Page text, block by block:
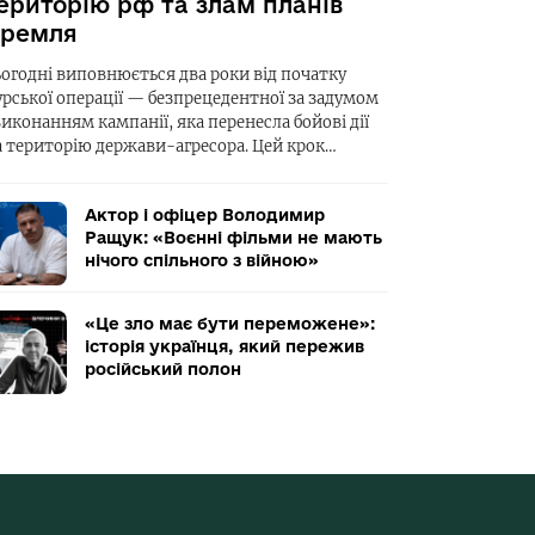
виповнюється два роки від початку
операції — безпрецедентної за задумом
кампанії, яка перенесла бойові дії
територію держави-агресора. Цей крок…
Актор і офіцер Володимир
Ращук: «Воєнні фільми не мають
нічого спільного з війною»
«Це зло має бути переможене»:
історія українця, який пережив
російський полон